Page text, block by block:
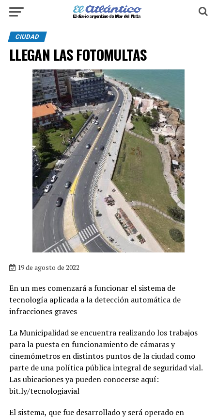
CIUDAD
LLEGAN LAS FOTOMULTAS
19 de agosto de 2022
En un mes comenzará a funcionar el sistema de
tecnología aplicada a la detección automática de
infracciones graves
La Municipalidad se encuentra realizando los trabajos
para la puesta en funcionamiento de cámaras y
cinemómetros en distintos puntos de la ciudad como
parte de una política pública integral de seguridad vial.
Las ubicaciones ya pueden conocerse aquí:
bit.ly/tecnologiavial
El sistema, que fue desarrollado y será operado en